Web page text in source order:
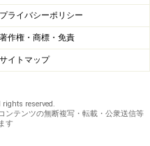
プライバシーポリシー
著作権・商標・免責
サイトマップ
reserved.
ンテンツの無断複写・転載・公衆送信等
す